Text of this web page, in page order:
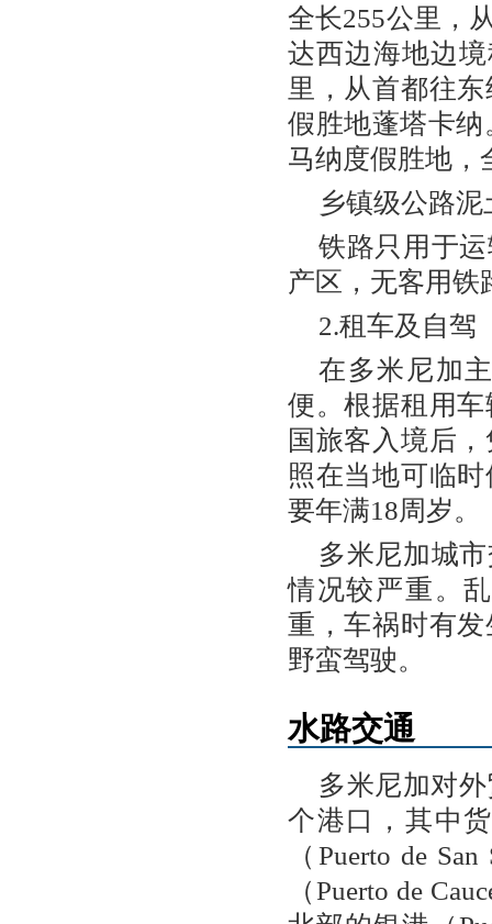
全长255公里，
达西边海地边
里，从首都往
假胜地蓬塔卡
马纳度假胜地，
乡镇级公路
铁路只用于
产区，无客用铁
2.租车及自驾
在多米尼加
便。根据租用
国旅客入境后
照在当地可临
要年满18周岁。
多米尼加城
情况较严重。
重，车祸时有
野蛮驾驶。
水路交通
多米尼加对
个港口，其中
（Puerto de
（Puerto de